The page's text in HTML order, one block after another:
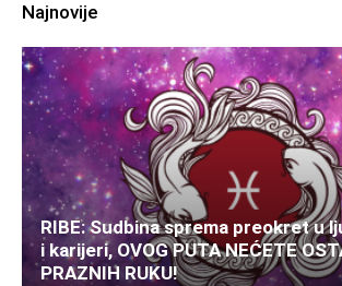
Najnovije
RIBE: Sudbina sprema preokret u
i karijeri, OVOG PUTA NEĆETE
PRAZNIH RUKU!